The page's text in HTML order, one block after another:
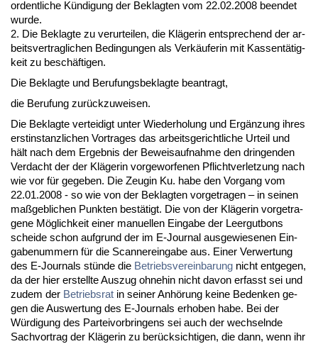
or­dent­li­che Kündi­gung der Be­klag­ten vom 22.02.2008 be­en­det
wur­de.
2. Die Be­klag­te zu ver­ur­tei­len, die Kläge­rin ent­spre­chend der ar­
beits­ver­trag­li­chen Be­din­gun­gen als Verkäufe­r­in mit Kas­sentätig­
keit zu beschäfti­gen.
Die Be­klag­te und Be­ru­fungs­be­klag­te be­an­tragt,
die Be­ru­fung zurück­zu­wei­sen.
Die Be­klag­te ver­tei­digt un­ter Wie­der­ho­lung und Ergänzung ih­res
erst­in­stanz­li­chen Vor­tra­ges das ar­beits­ge­richt­li­che Ur­teil und
hält nach dem Er­geb­nis der Be­weis­auf­nah­me den drin­gen­den
Ver­dacht der der Kläge­rin vor­ge­wor­fe­nen Pflicht­ver­let­zung nach
wie vor für ge­ge­ben. Die Zeu­gin Ku. ha­be den Vor­gang vom
22.01.2008 - so wie von der Be­klag­ten vor­ge­tra­gen – in sei­nen
maßgeb­li­chen Punk­ten bestätigt. Die von der Kläge­rin vor­ge­tra­
ge­ne Möglich­keit ei­ner ma­nu­el­len Ein­ga­be der Leer­gut­bons
schei­de schon auf­grund der im E-Jour­nal aus­ge­wie­se­nen Ein­
ga­be­num­mern für die Scan­ner­ein­ga­be aus. Ei­ner Ver­wer­tung
des E-Jour­nals stünde die Be­triebs­ver­ein­ba­rung nicht ent­ge­gen,
da der hier er­stell­te Aus­zug oh­ne­hin nicht da­von er­fasst sei und
zu­dem der Be­triebs­rat in sei­ner Anhörung kei­ne Be­den­ken ge­
gen die Aus­wer­tung des E-Jour­nals er­ho­ben ha­be. Bei der
Würdi­gung des Par­tei­vor­brin­gens sei auch der wech­seln­de
Sach­vor­trag der Kläge­rin zu berück­sich­ti­gen, die dann, wenn ihr